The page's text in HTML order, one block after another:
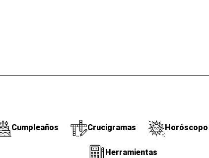
Cumpleaños Crucigramas Horóscopo
Herramientas